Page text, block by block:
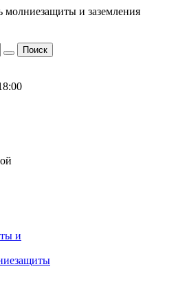
молниезащиты и заземления
Поиск
и